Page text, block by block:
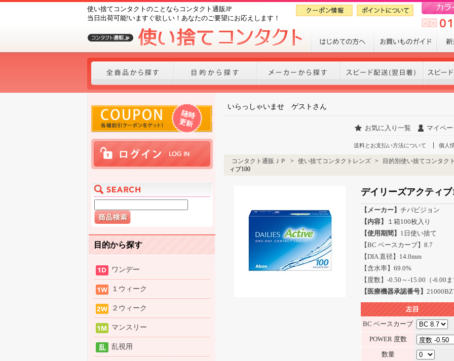
使い捨てコンタクトのことならコンタクト通販JP
当日出荷可能!いますぐ欲しい！あなたのご要望にお応えします！
目的から探す
ワンデー
１ウィーク
２ウィーク
マンスリー
乱視用
いらっしゃいませ ゲストさん
お気に入り一覧 マイペ
送料とお支払い方法について 個人
コンタクト通販ＪＰ > 使い捨てコンタクトレンズ >
目的別使い捨てコンタク
ィブ100
デイリーズアクティブ
【メーカー】 チバビジョン
【内容】
１箱100枚入り
【使用期間】 1日使い捨て
【BC ベースカーブ】8.7
【DIA 直径】14.0mm
【含水率】69.0%
【度数】-0.50～-15.00（-6.00
【医療機器承認番号】
左目
BC ベースカーブ
POWER 度数
数量